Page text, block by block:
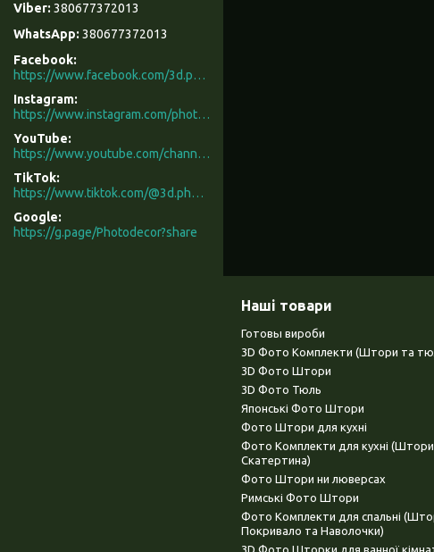
380677372013
380677372013
Facebook
https://www.facebook.com/3d.photodecor/
Instagram
https://www.instagram.com/photodecor.com.ua/
YouTube
https://www.youtube.com/channel/UCXCUerfqRY1Pw7-IptdbqyA/videos
TikTok
https://www.tiktok.com/@3d.photodecor?is_from_webapp=1&sender_device=pc
Google
https://g.page/Photodecor?share
Наші товари
Готовы вироби
3D Фото Комплекти (Штори та
3D Фото Штори
3D Фото Тюль
Японські Фото Штори
Фото Штори для кухні
Фото Комплекти для кухні
Скатертина)
Фото Штори ни люверсах
Римські Фото Штори
Фото Комплекти для спальні
Покривало та Наволочки)
3D Фото Шторки для ванної